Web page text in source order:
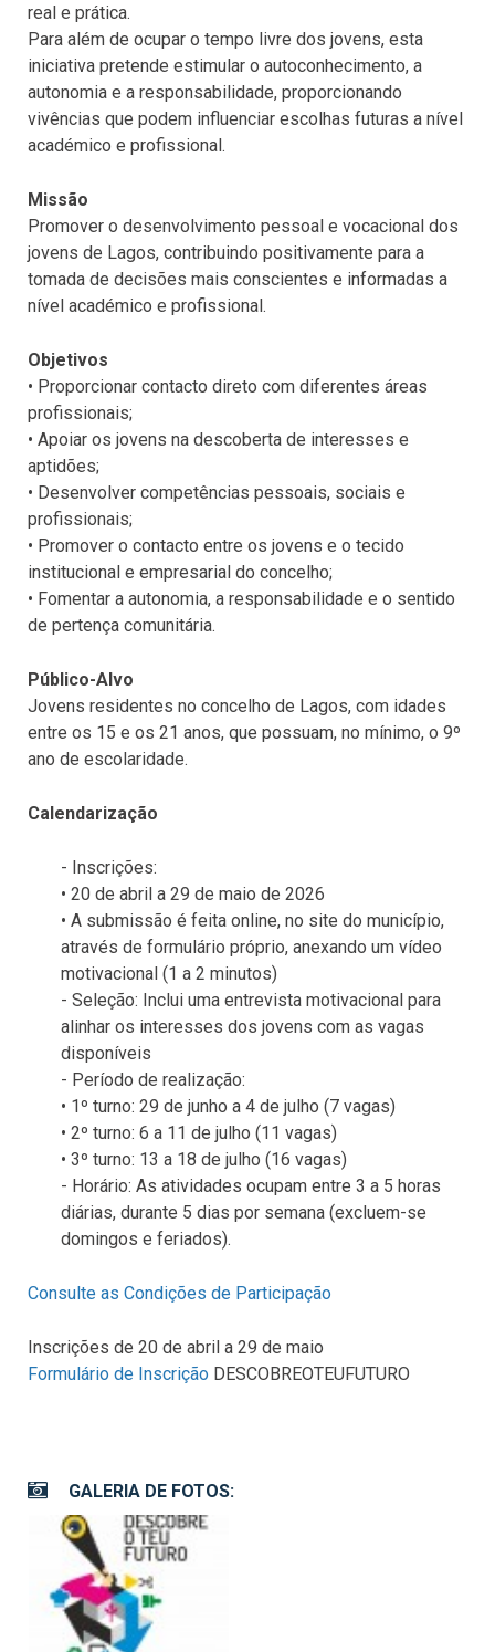
real e prática.
Para além de ocupar o tempo livre dos jovens, esta
iniciativa pretende estimular o autoconhecimento, a
autonomia e a responsabilidade, proporcionando
vivências que podem influenciar escolhas futuras a nível
académico e profissional.
Missão
Promover o desenvolvimento pessoal e vocacional dos
jovens de Lagos, contribuindo positivamente para a
tomada de decisões mais conscientes e informadas a
nível académico e profissional.
Objetivos
• Proporcionar contacto direto com diferentes áreas
profissionais;
• Apoiar os jovens na descoberta de interesses e
aptidões;
• Desenvolver competências pessoais, sociais e
profissionais;
• Promover o contacto entre os jovens e o tecido
institucional e empresarial do concelho;
• Fomentar a autonomia, a responsabilidade e o sentido
de pertença comunitária.
Público-Alvo
Jovens residentes no concelho de Lagos, com idades
entre os 15 e os 21 anos, que possuam, no mínimo, o 9º
ano de escolaridade.
Calendarização
- Inscrições:
• 20 de abril a 29 de maio de 2026
• A submissão é feita online, no site do município,
através de formulário próprio, anexando um vídeo
motivacional (1 a 2 minutos)
- Seleção: Inclui uma entrevista motivacional para
alinhar os interesses dos jovens com as vagas
disponíveis
- Período de realização:
• 1º turno: 29 de junho a 4 de julho (7 vagas)
• 2º turno: 6 a 11 de julho (11 vagas)
• 3º turno: 13 a 18 de julho (16 vagas)
- Horário: As atividades ocupam entre 3 a 5 horas
diárias, durante 5 dias por semana (excluem-se
domingos e feriados).
Consulte as Condições de Participação
Inscrições de 20 de abril a 29 de maio
Formulário de Inscrição DESCOBREOTEUFUTURO
GALERIA DE FOTOS: